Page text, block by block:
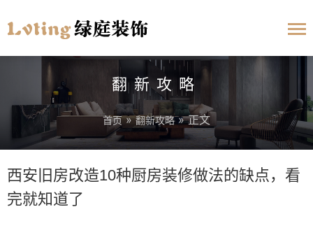
翻新攻略
首页 »翻新攻略» 正文
西安旧房改造10种厨房装修做法的缺点，看
完就知道了